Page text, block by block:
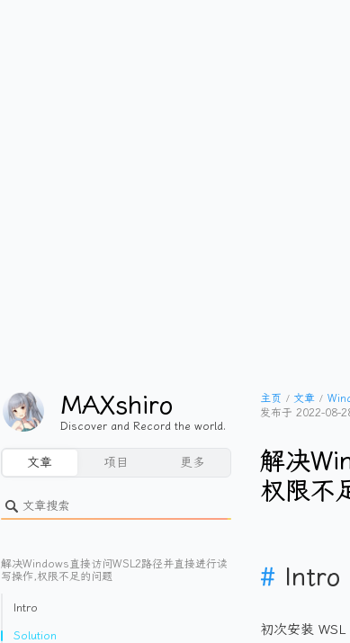
MAXshiro
Discover and Record the world.
文章 项目 更多
解决Windows直接访问WSL2路径并直接进行读
写操作,权限不足的问题
Intro
Solution
主页 文章
发布于 2022-08-
解决
权限不
# Intro
初次安装